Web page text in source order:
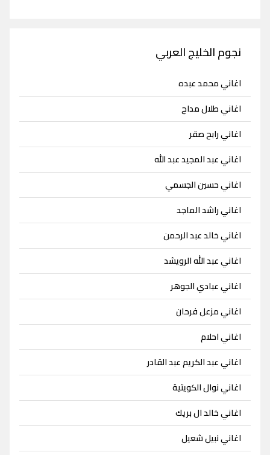
نجوم الخليج العربي
اغاني محمد عبده
اغاني طلال مداح
اغاني رابح صقر
اغاني عبد المجيد عبد الله
اغاني حسين الجسمي
اغاني راشد الماجد
اغاني خالد عبد الرحمن
اغاني عبد الله الرويشد
اغاني عبادي الجوهر
اغاني مزعل فرحان
اغاني احلام
اغاني عبد الكريم عبد القادر
اغاني نوال الكويتية
اغاني خالد ال بريك
اغاني نبيل شعيل